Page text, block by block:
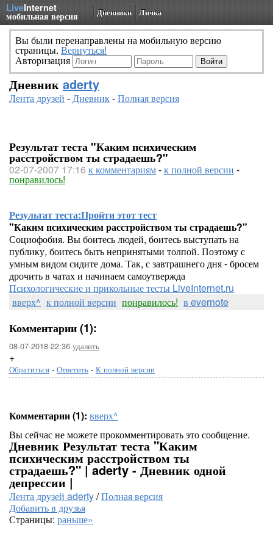
LiveInternet
мобильная версия Дневники Личка
Вы были перенаправлены на мобильную версию
страницы. Вернуться!
Авторизация
Дневник aderty
Лента друзей -Дневник-Полная версия
Результат теста "Каким психическим
расстройством ты страдаешь?"
02-07-2007 17:16 к комментариям-к полной версии -
понравилось!
Результат теста:Пройти этот тест
"Каким психическим расстройством ты страдаешь?"
Социофобия. Вы боитесь людей, боитесь выступать на
публику, боитесь быть непринятыми толпой. Поэтому с
умным видом сидите дома. Так, с завтрашнего дня - бросем
дрочить в чатах и начинаем самоутвержда
Психологические и прикольные тесты LiveInternet.ru
вверх^ к полной версии понравилось! в evernote
Комментарии (1):
08-07-2018-22:36 удалить
+
Обратиться - Ответить - К полной версии
Комментарии (1): вверх^
Вы сейчас не можете прокомментировать это сообщение.
Дневник Результат теста "Каким
психическим расстройством ты
страдаешь?" | aderty - Дневник одной
депрессии |
Лента друзей aderty/Полная версия
Добавить в друзья
Страницы: раньше»